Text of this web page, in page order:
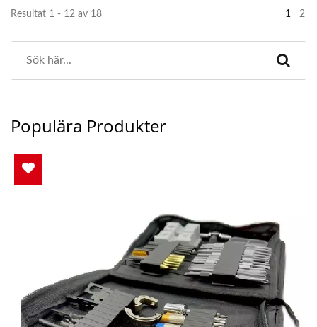
Resultat 1 - 12 av 18 1 2
Populära Produkter